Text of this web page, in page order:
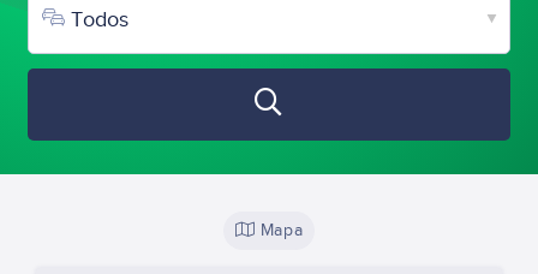
Mapa